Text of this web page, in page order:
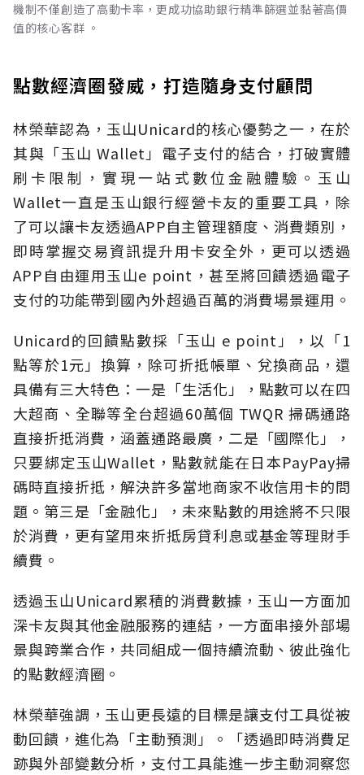
機制不僅創造了高動卡率，更成功協助銀行精準篩選並黏著高價
值的核心客群 。
點數經濟圈發威，打造隨身支付顧問
林榮華認為，玉山Unicard的核心優勢之一，在於
其與「玉山 Wallet」電子支付的結合，打破實體
刷卡限制，實現一站式數位金融體驗。玉山
Wallet一直是玉山銀行經營卡友的重要工具，除
了可以讓卡友透過APP自主管理額度、消費類別，
即時掌握交易資訊提升用卡安全外，更可以透過
APP自由運用玉山e point，甚至將回饋透過電子
支付的功能帶到國內外超過百萬的消費場景運用。
Unicard的回饋點數採「玉山 e point」，以「1
點等於1元」換算，除可折抵帳單、兌換商品，還
具備有三大特色：一是「生活化」，點數可以在四
大超商、全聯等全台超過60萬個 TWQR 掃碼通路
直接折抵消費，涵蓋通路最廣，二是「國際化」，
只要綁定玉山Wallet，點數就能在日本PayPay掃
碼時直接折抵，解決許多當地商家不收信用卡的問
題。第三是「金融化」，未來點數的用途將不只限
於消費，更有望用來折抵房貸利息或基金等理財手
續費。
透過玉山Unicard累積的消費數據，玉山一方面加
深卡友與其他金融服務的連結，一方面串接外部場
景與跨業合作，共同組成一個持續流動、彼此強化
的點數經濟圈。
林榮華強調，玉山更長遠的目標是讓支付工具從被
動回饋，進化為「主動預測」。「透過即時消費足
跡與外部變數分析，支付工具能進一步主動洞察您